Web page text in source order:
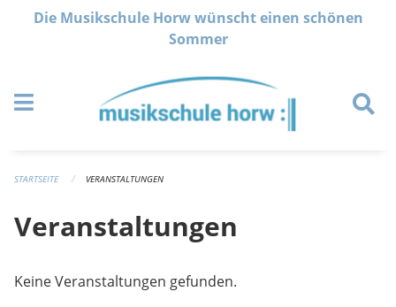
Navigation überspringen
Die Musikschule Horw wünscht einen schönen
Sommer
STARTSEITE VERANSTALTUNGEN
Veranstaltungen
Keine Veranstaltungen gefunden.